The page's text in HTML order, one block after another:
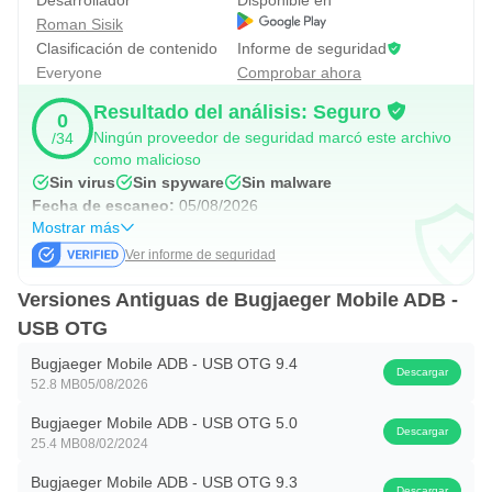
Shell, comandos personalizados y tareas
avanzadas
Bugjaeger incluye una zona para enviar comandos ADB y
shell, además de un shell remoto interactivo. En la primera
pestaña se pueden pegar comandos concretos o guardar
comandos personalizados, por ejemplo para abrir una
URL con una acción del sistema usando `am start`.
permite repetir acciones comunes sin escribir todo desde
cero cada vez. También sirve para ejecutar scripts de shell
cuando el usuario ya conoce el comando necesario. No
lotes, según la respuesta del desarrollador, así que para
Roman Sisik
Clasificación de contenido
Everyone
Informe de seguridad
Comprobar ahora
0
/34
Resultado del análisis: Seguro
Ningún proveedor de seguridad marcó este archivo
como malicioso
Sin virus
Sin spyware
Sin malware
Fecha de escaneo: 05/08/2026
Mostrar más
Ver informe de seguridad
Versiones Antiguas de Bugjaeger Mobile ADB -
USB OTG
Bugjaeger Mobile ADB - USB OTG 9.4
52.8 MB05/08/2026
Descargar
Bugjaeger Mobile ADB - USB OTG 5.0
25.4 MB08/02/2024
Descargar
Bugjaeger Mobile ADB - USB OTG 9.3